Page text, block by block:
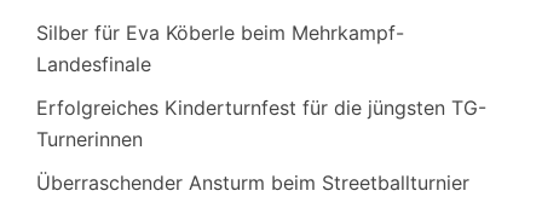
Silber für Eva Köberle beim Mehrkampf-
Landesfinale
Erfolgreiches Kinderturnfest für die jüngsten TG-
Turnerinnen
Überraschender Ansturm beim Streetballturnier